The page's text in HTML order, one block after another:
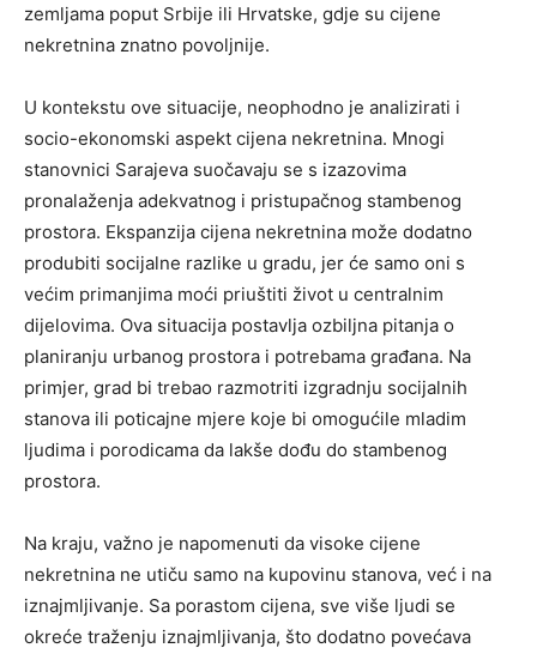
zemljama poput Srbije ili Hrvatske, gdje su cijene
nekretnina znatno povoljnije.
U kontekstu ove situacije, neophodno je analizirati i
socio-ekonomski aspekt cijena nekretnina. Mnogi
stanovnici Sarajeva suočavaju se s izazovima
pronalaženja adekvatnog i pristupačnog stambenog
prostora. Ekspanzija cijena nekretnina može dodatno
produbiti socijalne razlike u gradu, jer će samo oni s
većim primanjima moći priuštiti život u centralnim
dijelovima. Ova situacija postavlja ozbiljna pitanja o
planiranju urbanog prostora i potrebama građana. Na
primjer, grad bi trebao razmotriti izgradnju socijalnih
stanova ili poticajne mjere koje bi omogućile mladim
ljudima i porodicama da lakše dođu do stambenog
prostora.
Na kraju, važno je napomenuti da visoke cijene
nekretnina ne utiču samo na kupovinu stanova, već i na
iznajmljivanje. Sa porastom cijena, sve više ljudi se
okreće traženju iznajmljivanja, što dodatno povećava